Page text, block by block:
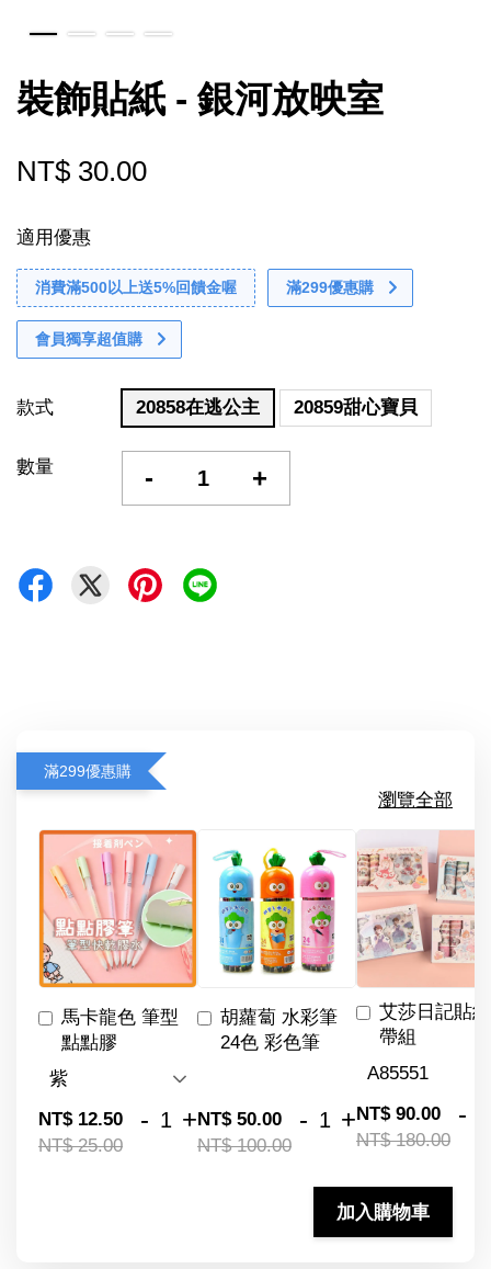
裝飾貼紙 - 銀河放映室
NT$ 30.00
適用優惠
消費滿500以上送5%回饋金喔 滿299優惠購
會員獨享超值購
款式 20858在逃公主 20859甜心寶貝
數量 - +
滿299優惠購
瀏覽全部
馬卡龍色 筆型
點點膠
NT$ 12.50
NT$ 25.00
- +
胡蘿蔔 水彩筆
24色 彩色筆
NT$ 50.00
NT$ 100.00
- +
艾莎日記貼
帶組
NT$ 90.00
NT$ 180.00
-
加入購物車